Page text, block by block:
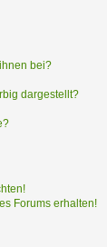
bei?
dargestellt?
Forums erhalten!